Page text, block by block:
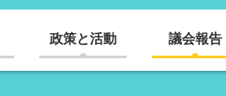
政策と活動 議会報告